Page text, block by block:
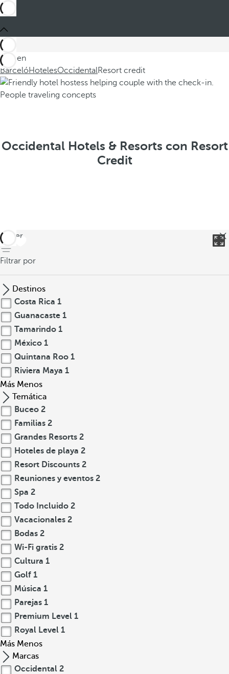
Está en
BarcelóHotelesOccidentalResort credit
Occidental Hotels & Resorts con Resort
Credit
volver
Filtrar por
Destinos
Costa Rica 1
Guanacaste 1
Tamarindo 1
México 1
Quintana Roo 1
Riviera Maya 1
Más Menos
Temática
Buceo 2
Familias 2
Grandes Resorts 2
Hoteles de playa 2
Resort Discounts 2
Reuniones y eventos 2
Spa 2
Todo Incluido 2
Vacacionales 2
Bodas 2
Wi-Fi gratis 2
Cultura 1
Golf 1
Música 1
Parejas 1
Premium Level 1
Royal Level 1
Más Menos
Marcas
Occidental 2